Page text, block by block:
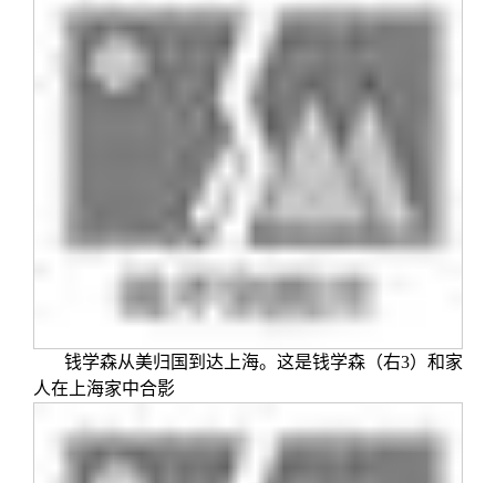
钱学森从美归国到达上海。这是钱学森（右3）和家
人在上海家中合影